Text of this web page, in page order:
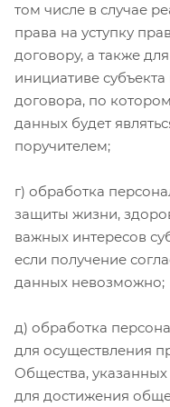
том числе в случае
права на уступку
договору, а также
инициативе
договора, по
данных будет
поручителем;
г) обработка
защиты жизни,
важных интересов
если получение
данных невозможно;
д) обработка
для осуществления
Общества, указанных
для достижения